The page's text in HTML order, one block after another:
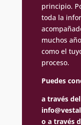
principio.
toda la
muchos
como el
proceso.
Puedes
a través
o a través